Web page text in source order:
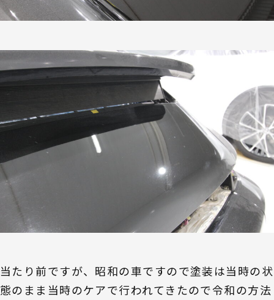
当たり前ですが、昭和の車ですので塗装は当時の状
態のまま当時のケアで行われてきたので令和の方法